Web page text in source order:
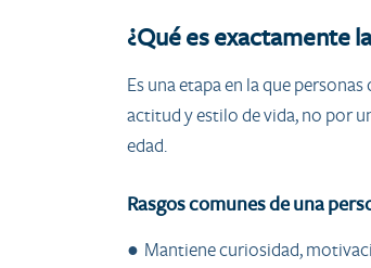
¿Qué es exactamente
Es una etapa en la que
actitud y estilo de vida, no por
edad.
Rasgos comunes de una
● Mantiene curiosidad,